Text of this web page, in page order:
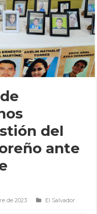
del
ante
de 2023
El Salvador